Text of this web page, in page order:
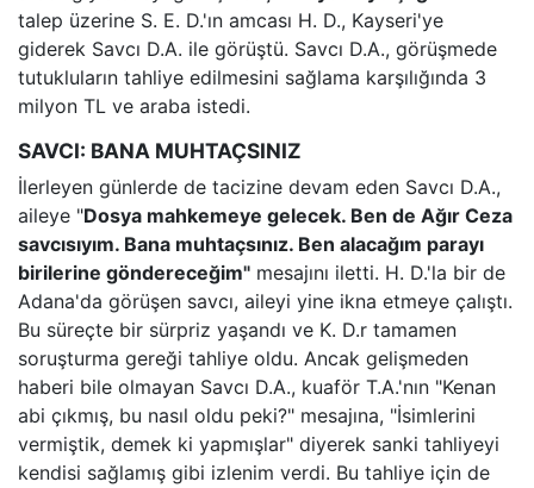
talep üzerine S. E. D.'ın amcası H. D., Kayseri'ye
giderek Savcı D.A. ile görüştü. Savcı D.A., görüşmede
tutukluların tahliye edilmesini sağlama karşılığında 3
milyon TL ve araba istedi.
SAVCI: BANA MUHTAÇSINIZ
İlerleyen günlerde de tacizine devam eden Savcı D.A.,
aileye "Dosya mahkemeye gelecek. Ben de Ağır Ceza
savcısıyım. Bana muhtaçsınız. Ben alacağım parayı
birilerine göndereceğim" mesajını iletti. H. D.'la bir de
Adana'da görüşen savcı, aileyi yine ikna etmeye çalıştı.
Bu süreçte bir sürpriz yaşandı ve K. D.r tamamen
soruşturma gereği tahliye oldu. Ancak gelişmeden
haberi bile olmayan Savcı D.A., kuaför T.A.'nın "Kenan
abi çıkmış, bu nasıl oldu peki?" mesajına, "İsimlerini
vermiştik, demek ki yapmışlar" diyerek sanki tahliyeyi
kendisi sağlamış gibi izlenim verdi. Bu tahliye için de